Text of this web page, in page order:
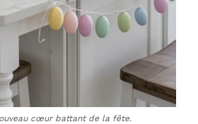
cœur battant de la fête.